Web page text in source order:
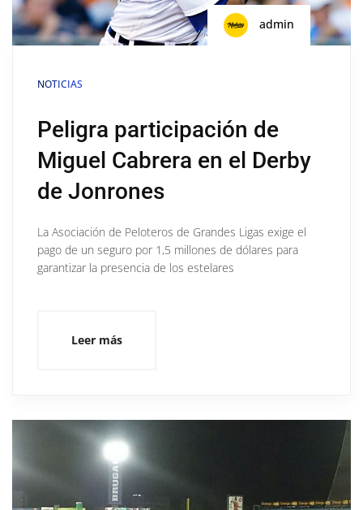
admin
NOTICIAS
Peligra participación de
Miguel Cabrera en el Derby
de Jonrones
La Asociación de Peloteros de Grandes Ligas exige el
pago de un seguro por 1,5 millones de dólares para
garantizar la presencia de los estelares
Leer más